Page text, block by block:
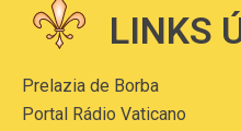
LINKS
Prelazia de Borba
Portal Rádio Vaticano